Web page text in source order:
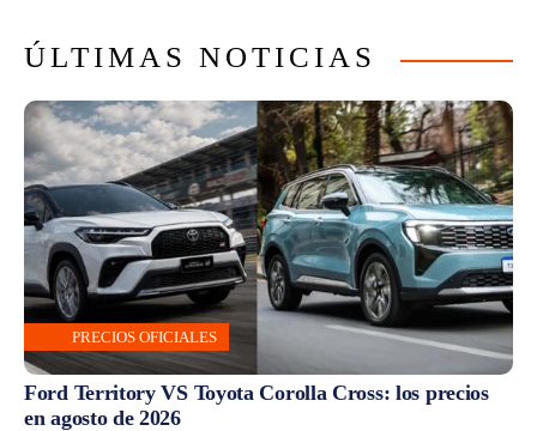
ÚLTIMAS NOTICIAS
PRECIOS OFICIALES
Ford Territory VS Toyota Corolla Cross: los precios
en agosto de 2026